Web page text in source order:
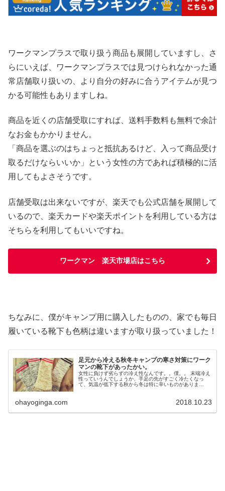
ワークマンプラスで取り扱う商品も展開していますし、さ
らにいえば、ワークマンプラスでは見つけられなかった通
常店舗取り扱いの、より自分の好みに合うアイテムが見つ
かる可能性もありますしね。
商品を近くの店舗受取にすれば、送料手数料も無料で余計
なお金もかかりません。
「商品を選ぶのはちょっと抵抗あるけど、入って商品受け
取るだけならいいか」という女性の方であれば積極的に活
用してもよさそうです。
店舗受取は出来ないですが、楽天でも公式店舗を展開して
いるので、楽天カードや楽天ポイントを利用している方は
そちらを利用してもいいですね。
ワークマン 楽天市場店はこちら
ちなみに、僕がキャンプ用に購入したものの、家でも毎日
履いている靴下も色柄は違いますが取り扱っていました！
足元から冷える秋冬キャンプの寒さ対策にワーク
マンの靴下があったかい。
女性に負けず劣らずの冷え性なんです。。僕。。 末端冷え
性っていうんでしょうか、手足の先がすごく冷たくなっ
て、気温が低下する秋から冬は特に辛いものがありま
ohayoginga.com 2018.10.23